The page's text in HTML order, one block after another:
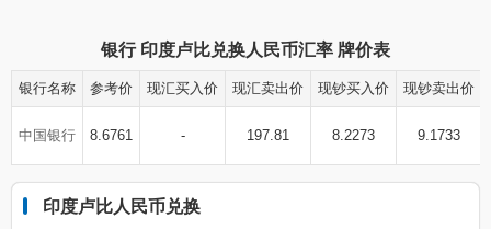
银行 印度卢比兑换人民币汇率 牌价表
银行名称 参考价 现汇买入价 现汇卖出价 现钞买入价 现钞卖出价
中国银行 8.6761 - 197.81 8.2273 9.1733
印度卢比人民币兑换